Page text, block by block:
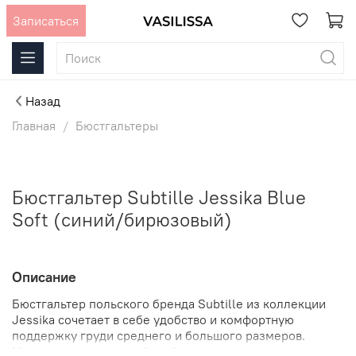
Записаться
Назад
Главная
Бюстгальтеры
Бюстгальтер Subtille Jessika Blue
Soft (синий/бирюзовый)
Описание
Бюстгальтер польского бренда Subtille из коллекции
Jessika сочетает в себе удобство и комфортную
поддержку груди среднего и большого размеров.